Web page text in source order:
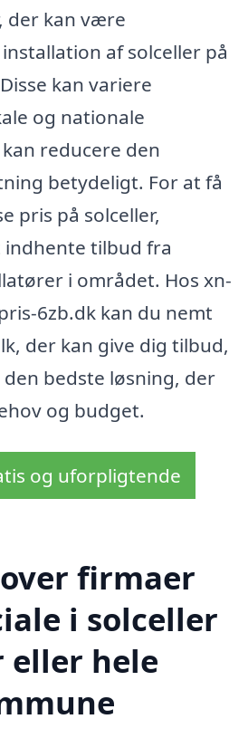
der kan være
af solceller på
kan variere
og nationale
reducere den
betydeligt. For at få
pris på solceller,
indhente tilbud fra
i området. Hos xn-
6zb.dk kan du nemt
der kan give dig tilbud,
bedste løsning, der
og budget.
og uforpligtende
firmaer
i solceller
eller hele